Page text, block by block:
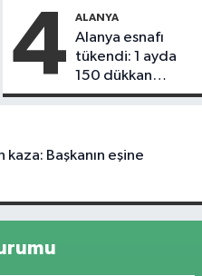
4 ALANYA
Alanya esnafı
tükendi: 1 ayda
150 dükkan
kapandı
Başkanın eşine